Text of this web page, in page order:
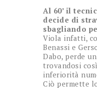
Al 60’ il
decide di
sbagliando
Viola infatti,
Benassi e
Dabo, perde
trovandosi
inferiorità
Ciò permette